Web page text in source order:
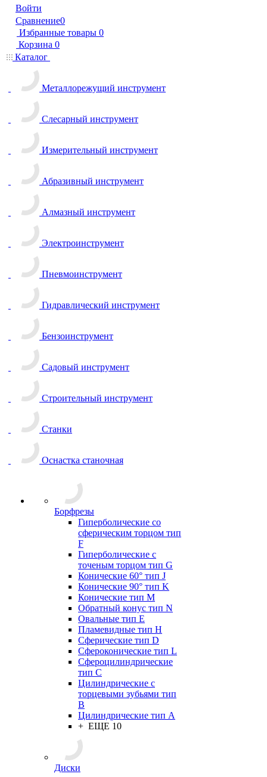
Войти
Сравнение0
Избранные товары 0
Корзина 0
Каталог
Металлорежущий инструмент
Слесарный инструмент
Измерительный инструмент
Абразивный инструмент
Алмазный инструмент
Электроинструмент
Пневмоинструмент
Гидравлический инструмент
Бензоинструмент
Садовый инструмент
Строительный инструмент
Станки
Оснастка станочная
Борфрезы
Гиперболические cо
сферическим торцом тип
F
Гиперболические с
точеным торцом тип G
Конические 60° тип J
Конические 90° тип K
Конические тип M
Обратный конус тип N
Овальные тип E
Пламевидные тип H
Сферические тип D
Сфероконические тип L
Сфероцилиндрические
тип C
Цилиндрические с
торцевыми зубьями тип
B
Цилиндрические тип А
+ ЕЩЕ 10
Диски